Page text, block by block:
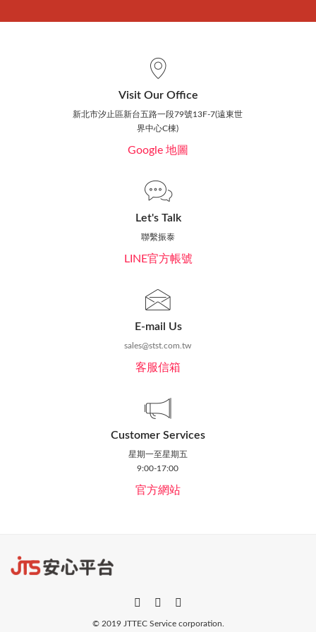
Visit Our Office
新北市汐止區新台五路一段79號13F-7(遠東世
界中心C棟)
Google 地圖
Let's Talk
聯繫振泰
LINE官方帳號
E-mail Us
sales@stst.com.tw
客服信箱
Customer Services
星期一至星期五
9:00-17:00
官方網站
© 2019 JTTEC Service corporation.